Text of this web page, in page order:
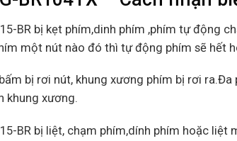
BR bị kẹt phím,dinh phím ,phím tự động
một nút nào đó thì tự động phím sẽ hết
bị rơi nút, khung xương phím bị rơi
khung xương.
BR bị liệt, chạm phím,dính phím hoặc